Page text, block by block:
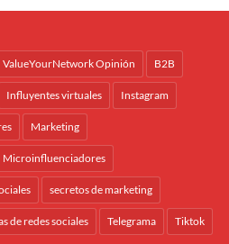
ValueYourNetwork Opinión B2B
Influyentes virtuales Instagram
Marketing
Microinfluenciadores
secretos de marketing
de redes sociales Telegrama Tiktok